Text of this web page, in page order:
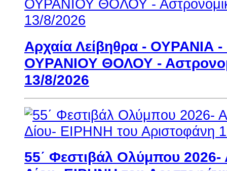
Αρχαία Λείβηθρα -
ΟΥΡΑΝΙΟΥ ΘΟΛΟΥ -
13/8/2026
55΄ Φεστιβάλ Ολύμπου 2026-